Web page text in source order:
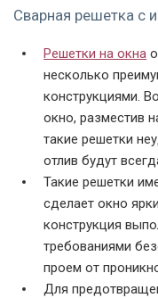
Сварная решетка с
Решетки на окна
несколько
конструкциями.
окно, разместив
такие решетки
отлив будут
Такие решетки
сделает окно
конструкция
требованиями
проем от
Для